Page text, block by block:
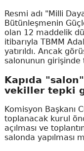
Resmi adı "Milli
Bütünleşmenin
olan 12 maddelik
itibarıyla TBMM
yatırıldı. Ancak
salonunun girişinde
Kapıda
vekiller tepki
Komisyon Başkanı
toplanacak kurul
açılması ve
salonda yapılması